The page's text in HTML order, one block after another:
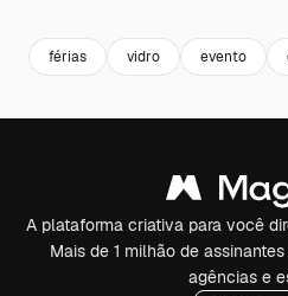
férias vidro evento
A plataforma criativa para você
Mais de 1 milhão de
agências e